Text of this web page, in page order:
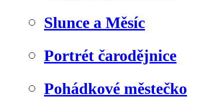
Slunce a Měsíc
Portrét čarodějnice
Pohádkové městečko